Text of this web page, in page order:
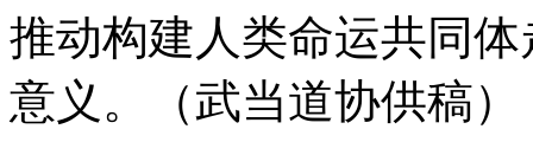
推动构建人类命运共同
意义。（武当道协供稿）